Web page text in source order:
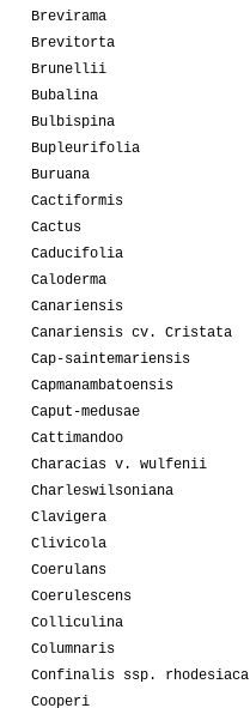
Brevirama
Brevitorta
Brunellii
Bubalina
Bulbispina
Bupleurifolia
Buruana
Cactiformis
Cactus
Caducifolia
Caloderma
Canariensis
Canariensis cv. Cristata
Cap-saintemariensis
Capmanambatoensis
Caput-medusae
Cattimandoo
Characias v. wulfenii
Charleswilsoniana
Clavigera
Clivicola
Coerulans
Coerulescens
Colliculina
Columnaris
Confinalis ssp. rhodesiaca
Cooperi